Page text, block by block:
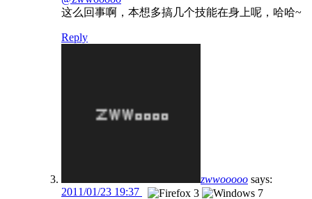
这么回事啊，本想多搞几个技能在身上呢，哈哈~
Reply
zwwooooo says:
2011/01/23 19:37